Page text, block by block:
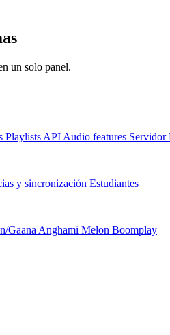
un solo panel.
Playlists API Audio features Servidor
y sincronización Estudiantes
Gaana Anghami Melon Boomplay